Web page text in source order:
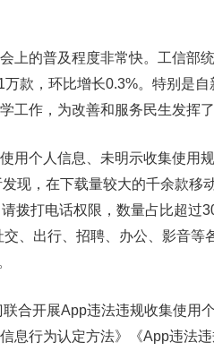
上的普及程度非常快。工信部
款，环比增长0.3%。特别是
工作，为改善和服务民生发挥了
用个人信息、未明示收集使用
现，在下载量较大的千余款移
拨打电话权限，数量占比超过
、出行、招聘、办公、影音等
合开展App违法违规收集使用
息行为认定方法》《App违法违